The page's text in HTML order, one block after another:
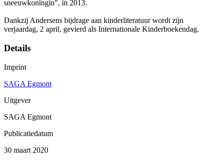
sneeuwkoningin", in 2013.
Dankzij Andersens bijdrage aan kinderliteratuur wordt zijn
verjaardag, 2 april, gevierd als Internationale Kinderboekendag.
Details
Imprint
SAGA Egmont
Uitgever
SAGA Egmont
Publicatiedatum
30 maart 2020